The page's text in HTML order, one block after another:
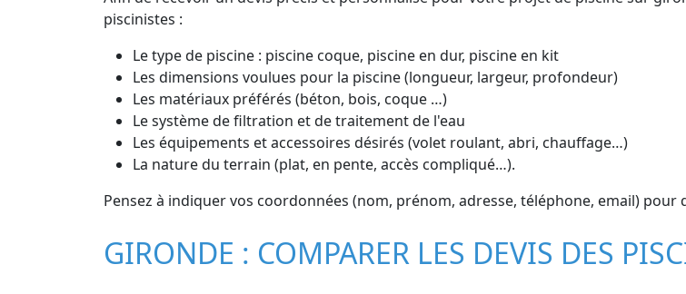
piscinistes :
Le type de piscine : piscine coque, piscine en dur, piscine en kit
Les dimensions voulues pour la piscine (longueur, largeur, profondeur)
Les matériaux préférés (béton, bois, coque …)
Le système de filtration et de traitement de l'eau
Les équipements et accessoires désirés (volet roulant, abri, chauffage…)
La nature du terrain (plat, en pente, accès compliqué…).
Pensez à indiquer vos coordonnées (nom, prénom, adresse, téléphone, email)
GIRONDE : COMPARER LES DEVIS DES